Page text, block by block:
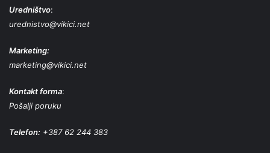
Uredništvo:
urednistvo@vikici.net
Marketing:
marketing@vikici.net
Kontakt forma:
Pošalji poruku
Telefon: +387 62 244 383